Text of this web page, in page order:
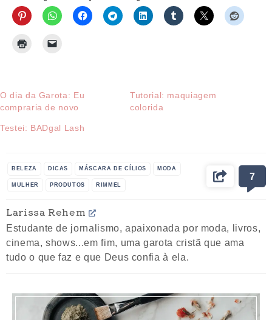
O dia da Garota: Eu
compraria de novo
Tutorial: maquiagem
colorida
Testei: BADgal Lash
BELEZA DICAS MÁSCARA DE CÍLIOS MODA
MULHER PRODUTOS RIMMEL
7
Larissa Rehem
Estudante de jornalismo, apaixonada por moda, livros,
cinema, shows...em fim, uma garota cristã que ama
tudo o que faz e que Deus confia à ela.